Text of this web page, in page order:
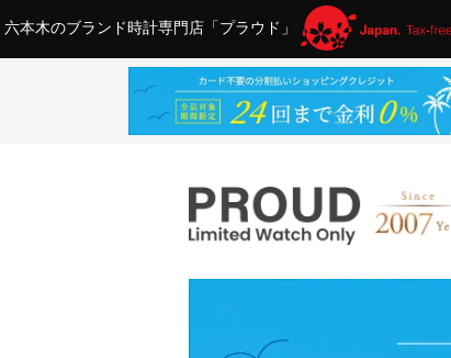
六本木のブランド時計専門店「プラウド」